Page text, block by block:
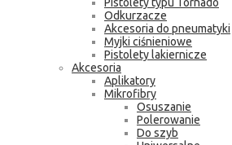
Odkurzacze
Akcesoria do pneumatyki
Myjki ciśnieniowe
Pistolety lakiernicze
Akcesoria
Aplikatory
Mikrofibry
Osuszanie
Polerowanie
Do szyb